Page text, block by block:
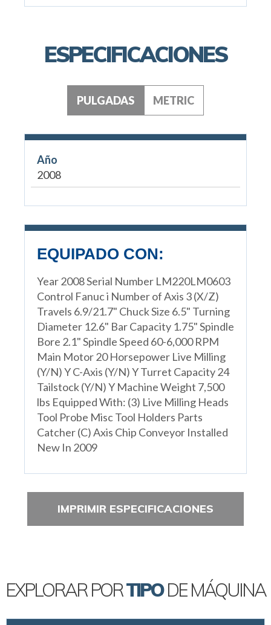
ESPECIFICACIONES
PULGADAS METRIC
Año
2008
EQUIPADO CON:
Year 2008 Serial Number LM220LM0603
Control Fanuc i Number of Axis 3 (X/Z)
Travels 6.9/21.7" Chuck Size 6.5" Turning
Diameter 12.6" Bar Capacity 1.75" Spindle
Bore 2.1" Spindle Speed 60-6,000 RPM
Main Motor 20 Horsepower Live Milling
(Y/N) Y C-Axis (Y/N) Y Turret Capacity 24
Tailstock (Y/N) Y Machine Weight 7,500
lbs Equipped With: (3) Live Milling Heads
Tool Probe Misc Tool Holders Parts
Catcher (C) Axis Chip Conveyor Installed
New In 2009
IMPRIMIR ESPECIFICACIONES
EXPLORAR PORTIPODE MÁQUINA